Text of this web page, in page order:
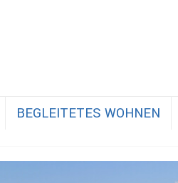
BEGLEITETES WOHNEN